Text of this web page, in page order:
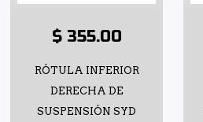
$ 355.00
RÓTULA INFERIOR
DERECHA DE
SUSPENSIÓN SYD